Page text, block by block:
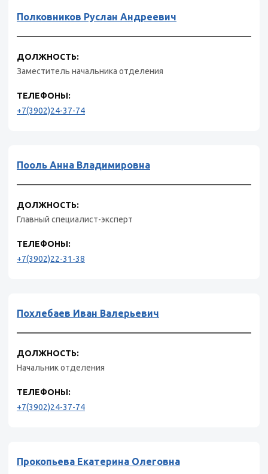
Полковников Руслан Андреевич
ДОЛЖНОСТЬ:
Заместитель начальника отделения
ТЕЛЕФОНЫ:
+7(3902)24-37-74
Пооль Анна Владимировна
ДОЛЖНОСТЬ:
Главный специалист-эксперт
ТЕЛЕФОНЫ:
+7(3902)22-31-38
Похлебаев Иван Валерьевич
ДОЛЖНОСТЬ:
Начальник отделения
ТЕЛЕФОНЫ:
+7(3902)24-37-74
Прокопьева Екатерина Олеговна